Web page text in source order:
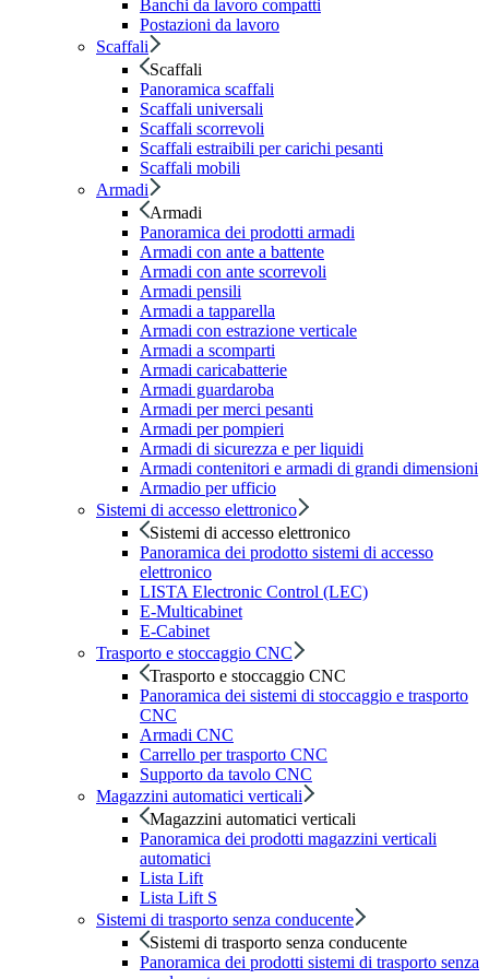
Banchi da lavoro compatti
Postazioni da lavoro
Scaffali
Scaffali
Panoramica scaffali
Scaffali universali
Scaffali scorrevoli
Scaffali estraibili per carichi pesanti
Scaffali mobili
Armadi
Armadi
Panoramica dei prodotti armadi
Armadi con ante a battente
Armadi con ante scorrevoli
Armadi pensili
Armadi a tapparella
Armadi con estrazione verticale
Armadi a scomparti
Armadi caricabatterie
Armadi guardaroba
Armadi per merci pesanti
Armadi per pompieri
Armadi di sicurezza e per liquidi
Armadi contenitori e armadi di grandi dimensioni
Armadio per ufficio
Sistemi di accesso elettronico
Sistemi di accesso elettronico
Panoramica dei prodotto sistemi di accesso
elettronico
LISTA Electronic Control (LEC)
E-Multicabinet
E-Cabinet
Trasporto e stoccaggio CNC
Trasporto e stoccaggio CNC
Panoramica dei sistemi di stoccaggio e trasporto
CNC
Armadi CNC
Carrello per trasporto CNC
Supporto da tavolo CNC
Magazzini automatici verticali
Magazzini automatici verticali
Panoramica dei prodotti magazzini verticali
automatici
Lista Lift
Lista Lift S
Sistemi di trasporto senza conducente
Sistemi di trasporto senza conducente
Panoramica dei prodotti sistemi di trasporto senza